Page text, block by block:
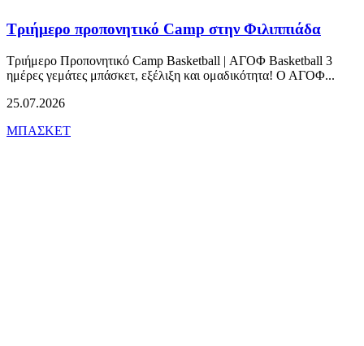
Τριήμερο προπονητικό Camp στην Φιλιππιάδα
Τριήμερο Προπονητικό Camp Basketball | ΑΓΟΦ Basketball 3
ημέρες γεμάτες μπάσκετ, εξέλιξη και ομαδικότητα! Ο ΑΓΟΦ...
25.07.2026
ΜΠΑΣΚΕΤ